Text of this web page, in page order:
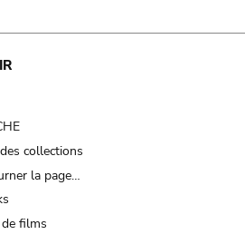
collections
la page…
films